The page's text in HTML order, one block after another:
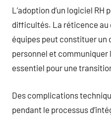
L’adoption d’un logiciel
difficultés. La réticence au
équipes peut constituer un
personnel et
essentiel pour une
Des complications
pendant le processus